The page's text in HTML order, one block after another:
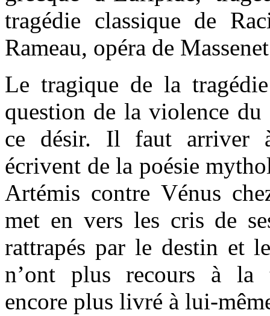
tragédie classique de
Rameau, opéra de
Le tragique de la
question de la violence
ce désir. Il faut arriver
écrivent de la poésie
Artémis contre Vénus
met en vers les cris de
rattrapés par le destin et
n’ont plus recours à la
encore plus livré à lui-